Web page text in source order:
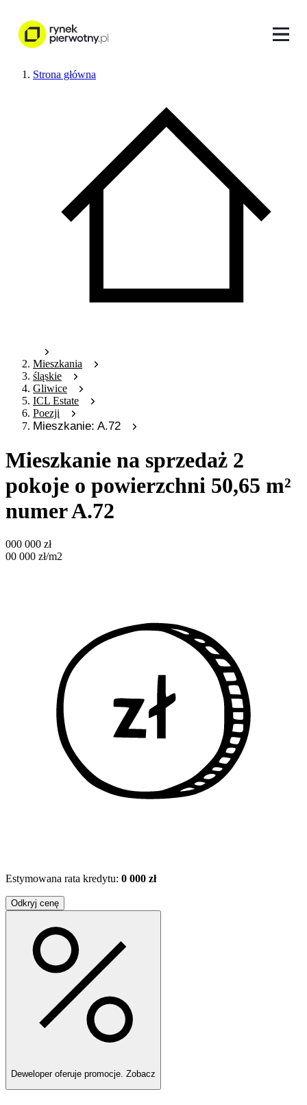
Strona główna
Mieszkania
śląskie
Gliwice
ICL Estate
Poezji
Mieszkanie: A.72
Mieszkanie na sprzedaż 2
pokoje o powierzchni 50,65 m²
numer A.72
000 000 zł
00 000 zł/m2
Estymowana rata kredytu: 0 000 zł
Odkryj cenę
Deweloper oferuje promocje. Zobacz